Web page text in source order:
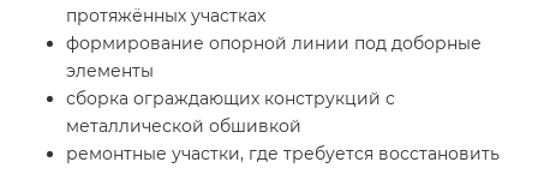
протяжённых участках
формирование опорной линии под доборные
элементы
сборка ограждающих конструкций с
металлической обшивкой
ремонтные участки, где требуется восстановить